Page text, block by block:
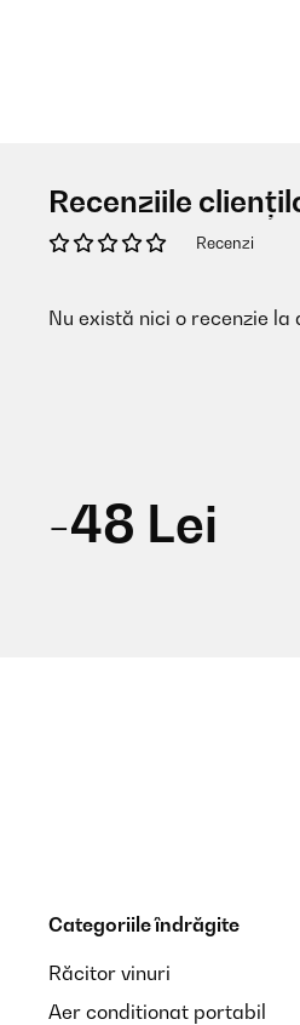
Recenziile
Recenzi
Nu există nici o recenzie la
-48 Lei
Categoriile îndrăgite
Răcitor vinuri
Aer conditionat portabil